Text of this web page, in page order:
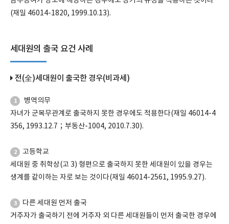
(재일 46014-1820, 1999.10.13).
세대원의 출국 요건 사례
전(全)세대원이 출국한 경우(비과세)
1
병역의무
자녀가 군복무관계로 출국하지 못한 경우에도 적용한다(재일 46014-4
356, 1993.12.7；부동산-1004, 2010.7.30).
2
고등학교
세대원 중 취학상(고 3) 형편으로 출국하지 못한 세대원이 있을 경우는
생계를 같이하는 자로 보는 것이다(재일 46014-2561, 1995.9.27).
3
다른 세대원 먼저 출국
거주자가 출국하기 전에 거주자 외 다른 세대원들이 먼저 출국한 경우에